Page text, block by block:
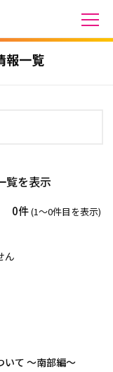
報一覧
覧を表示
0件(1〜0件目を表示)
ん
いて 〜南部編〜